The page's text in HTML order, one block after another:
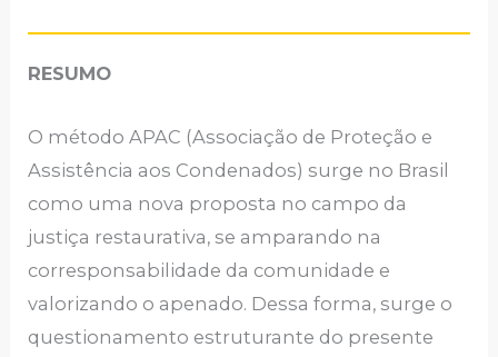
RESUMO
O método APAC (Associação de Proteção e
Assistência aos Condenados) surge no Brasil
como uma nova proposta no campo da
justiça restaurativa, se amparando na
corresponsabilidade da comunidade e
valorizando o apenado. Dessa forma, surge o
questionamento estruturante do presente